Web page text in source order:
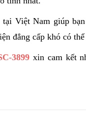
tại Việt Nam giúp
đẳng cấp khó có thể
3899xin cam kết